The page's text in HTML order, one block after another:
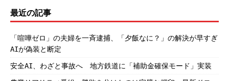
最近の記事
「喧嘩ゼロ」の夫婦を一斉逮捕、「夕飯なに？」の解決が早すぎ
AIが偽装と断定
安全AI、わざと事故へ 地方鉄道に「補助金確保モード」実装